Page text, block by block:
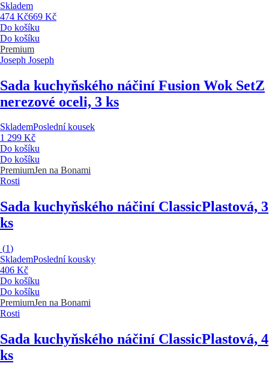
Skladem
474 Kč669 Kč
Do košíku
Do košíku
Premium
Joseph Joseph
Sada kuchyňského náčiní Fusion Wok SetZ
nerezové oceli, 3 ks
SklademPoslední kousek
1 299 Kč
Do košíku
Do košíku
PremiumJen na Bonami
Rosti
Sada kuchyňského náčiní ClassicPlastová, 3
ks
(1)
SklademPoslední kousky
406 Kč
Do košíku
Do košíku
PremiumJen na Bonami
Rosti
Sada kuchyňského náčiní ClassicPlastová, 4
ks